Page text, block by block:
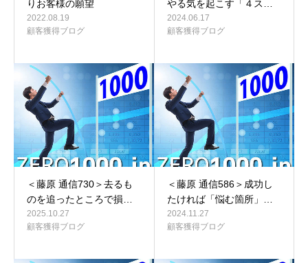
りお客様の願望
2022.08.19
顧客獲得ブログ
やる気を起こす「４ス…
2024.06.17
顧客獲得ブログ
＜藤原 通信730＞去るも
のを追ったところで損…
2025.10.27
顧客獲得ブログ
＜藤原 通信586＞成功し
たければ「悩む箇所」…
2024.11.27
顧客獲得ブログ